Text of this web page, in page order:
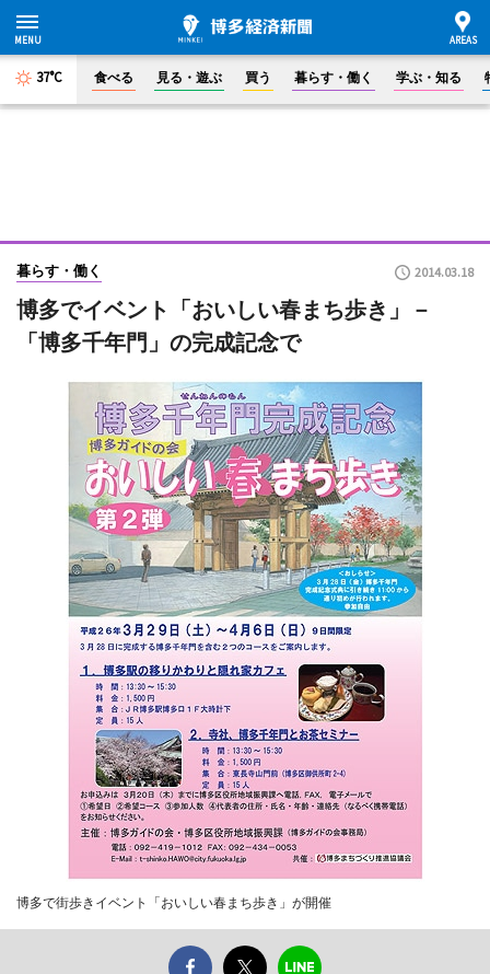
37°C 食べる 見る・遊ぶ 買う 暮らす・働く 学ぶ・知る
暮らす・働く 2014.03.18
博多でイベント「おいしい春まち歩き」－
「博多千年門」の完成記念で
博多で街歩きイベント「おいしい春まち歩き」が開催